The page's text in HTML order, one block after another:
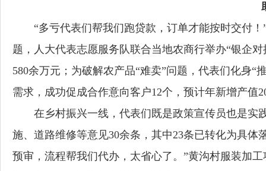
“多亏代表们帮我们跑贷款，订单才能按时交付
题，人大代表志愿服务队联合当地农商行举办“银企
580余万元；为破解农产品“难卖”问题，代表们化身
需求，成功促成合作意向客户12个，预计年新增产值
在乡村振兴一线，代表们既是政策宣传员也是实
施、道路维修等意见30余条，其中23条已转化为具
预审，流程帮我们代办，太省心了。”黄沟村服装加